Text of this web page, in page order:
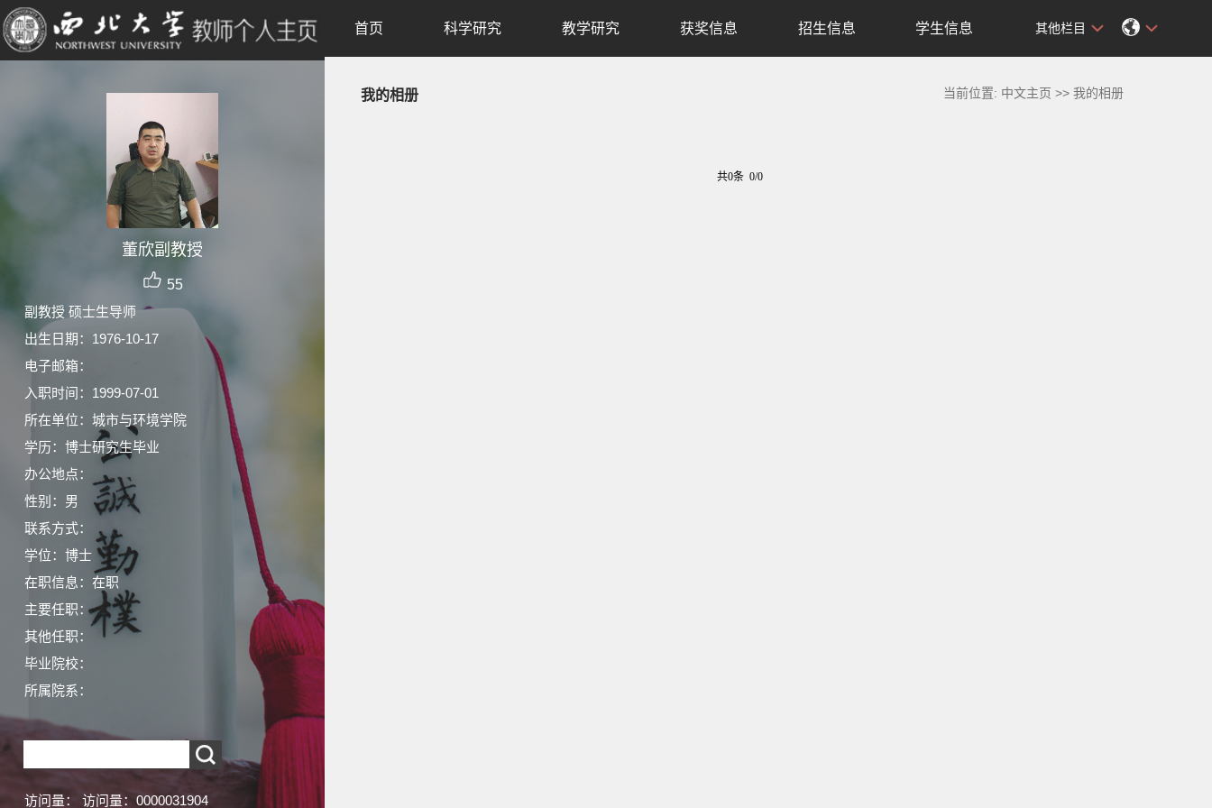
董欣副教授
55
副教授 硕士生导师
出生日期：1976-10-17
电子邮箱：
入职时间：1999-07-01
所在单位：城市与环境学院
学历：博士研究生毕业
办公地点：
性别：男
联系方式：
学位：博士
在职信息：在职
主要任职：
其他任职：
毕业院校：
所属院系：
访问量： 访问量： 0000031904
首页 科学研究 教学研究 获奖信息 招生信息 学生信息 其他栏目
我的相册 当前位置: 中文主页 >>我的相册
共0条 0/0